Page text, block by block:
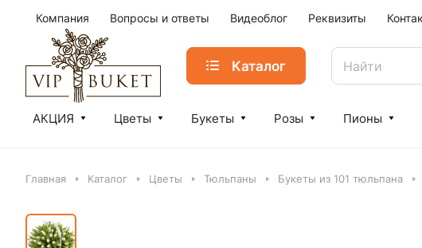
Компания Вопросы и ответы Видеоблог Реквизиты
Каталог
АКЦИЯ Цветы Букеты Розы Пионы
Главная Каталог Цветы Тюльпаны Букеты из 101 тюльпана